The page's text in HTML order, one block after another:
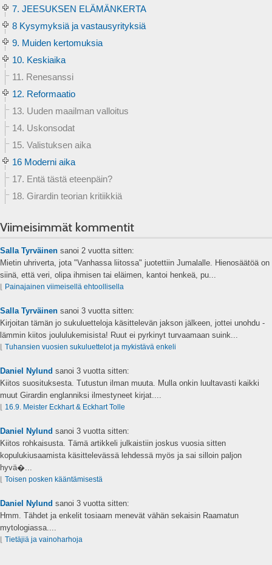
7. JEESUKSEN ELÄMÄNKERTA
8 Kysymyksiä ja vastausyrityksiä
9. Muiden kertomuksia
10. Keskiaika
11. Renesanssi
12. Reformaatio
13. Uuden maailman valloitus
14. Uskonsodat
15. Valistuksen aika
16 Moderni aika
17. Entä tästä eteenpäin?
18. Girardin teorian kritiikkiä
Viimeisimmät kommentit
Salla Tyrväinen sanoi 2 vuotta sitten:
Mietin uhriverta, jota "Vanhassa liitossa" juotettiin Jumalalle. Hienosäätöä on
siinä, että veri, olipa ihmisen tai eläimen, kantoi henkeä, pu...
⌊ Painajainen viimeisellä ehtoollisella
Salla Tyrväinen sanoi 3 vuotta sitten:
Kirjoitan tämän jo sukuluetteloja käsittelevän jakson jälkeen, jottei unohdu -
lämmin kiitos joululukemisista! Ruut ei pyrkinyt turvaamaan suink...
⌊ Tuhansien vuosien sukuluettelot ja mykistävä enkeli
Daniel Nylund sanoi 3 vuotta sitten:
Kiitos suosituksesta. Tutustun ilman muuta. Mulla onkin luultavasti kaikki
muut Girardin englanniksi ilmestyneet kirjat....
⌊ 16.9. Meister Eckhart & Eckhart Tolle
Daniel Nylund sanoi 3 vuotta sitten:
Kiitos rohkaisusta. Tämä artikkeli julkaistiin joskus vuosia sitten
kopulukiusaamista käsittelevässä lehdessä myös ja sai silloin paljon
hyvä�...
⌊ Toisen posken kääntämisestä
Daniel Nylund sanoi 3 vuotta sitten:
Hmm. Tähdet ja enkelit tosiaam menevät vähän sekaisin Raamatun
mytologiassa....
⌊ Tietäjiä ja vainoharhoja